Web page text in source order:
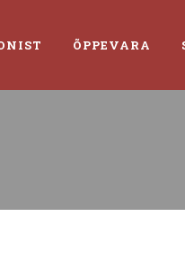
ÕPPEVARA